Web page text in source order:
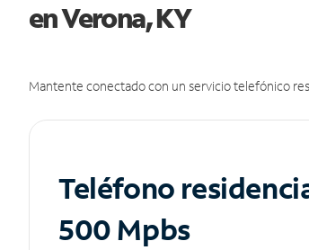
en Verona, KY
Mantente conectado con un servicio telefónico
Teléfono
500 Mpbs